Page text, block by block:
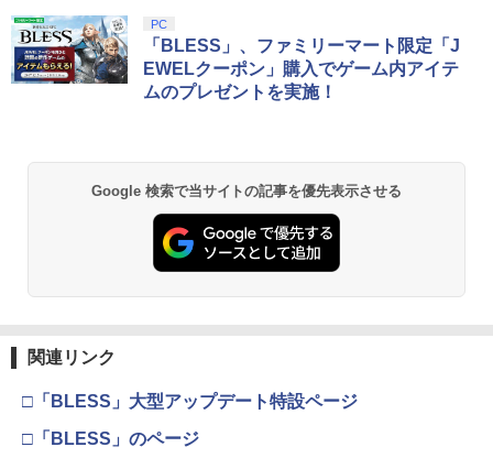
￥3,490
1
日本語専用 Console Language: Japan
ese only (CFI-2200B01)
￥55,000
Beast of Reincarnation -PS5 【特典】
プロダクトコード 封入
￥7,286
￥11,849
1
ラー + USB-C® ケーブル
￥8,300
2
【純正品】Xbox ワイヤレス コントロー
ラー (ロボット ホワイト)
￥7,681
【純正品】Xbox ワイヤレス コントロー
4
【純正品】Xbox 充電式バッテリー + US
1
窩座再来 通常版 [Blu-ray]
￥3,982
劇場版「鬼滅の刃」無限城編 第一章 猗
窩座再来 通常版 [DVD]
￥3,523
(オリジナル特典:オリジナル巾着＋メー
カー特典:【坤と離】二振りの剣、十翼よ
り来たる！スタジオ描き下ろしイラスト
ボード付) [Blu-ray]
PC
「BLESS」、ファミリーマート限定「J
EWELクーポン」購入でゲーム内アイテ
ムのプレゼントを実施！
Google 検索で当サイトの記事を優先表示させる
関連リンク
□「BLESS」大型アップデート特設ページ
□「BLESS」のページ